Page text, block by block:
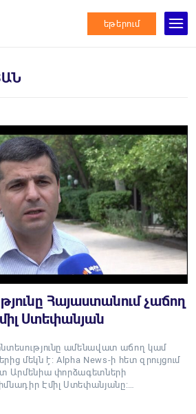
եթերում
Հայաստանում չաճող
Ստեփանյան
ամենավատ աճող կամ
մեկն է: Alpha News-ի հետ զրույցում
Արմենիա փորձագետների
Էմիլ Ստեփանյանը:…